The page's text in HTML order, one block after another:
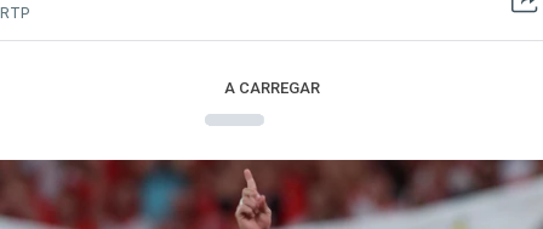
RTP
A CARREGAR